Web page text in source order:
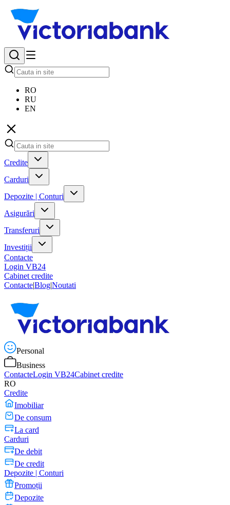
RO
RU
EN
Credite
Carduri
Depozite | Conturi
Asigurări
Transferuri
Investiții
Contacte
Login VB24
Cabinet credite
Contacte|Blog|Noutati
Personal
Business
ContacteLogin VB24Cabinet credite
RO
Credite
Imobiliar
De consum
La card
Carduri
De debit
De credit
Depozite | Conturi
Promoții
Depozite